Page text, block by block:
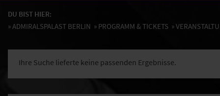
DU BIST HIER:
»ADMIRALSPALAST BERLIN » PROGRAMM & TICKETS »
Ihre Suche lieferte keine passenden Ergebnisse.